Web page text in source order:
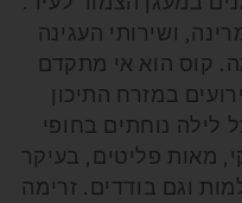
ושירותי העגינה
קוס הוא אי מתקדם
במזרח התיכון
לילה נוחתים בחופי
מאות פליטים, בעיקר
וגם בודדים. זרימה